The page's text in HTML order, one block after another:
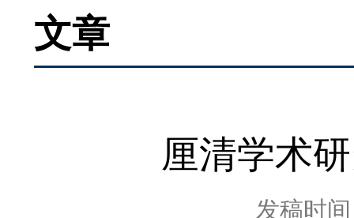
文章
厘清学术
发稿时